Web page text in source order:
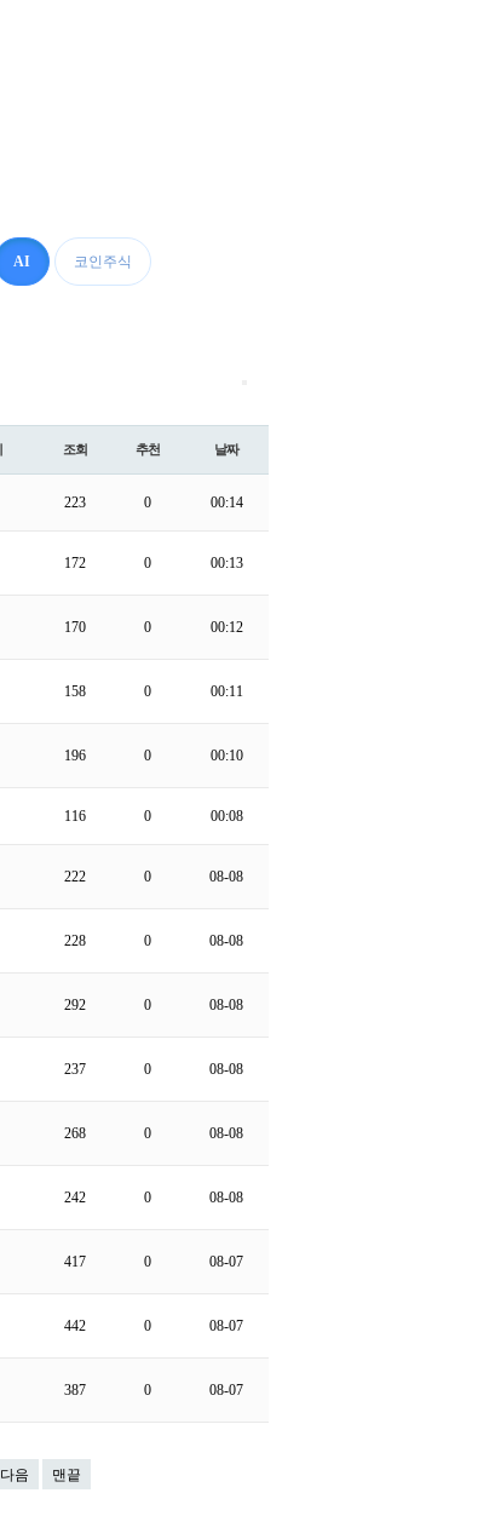
AI 코인주식
조회 추천 날짜
223 0 00:14
172 0 00:13
170 0 00:12
158 0 00:11
196 0 00:10
116 0 00:08
222 0 08-08
228 0 08-08
292 0 08-08
237 0 08-08
268 0 08-08
242 0 08-08
417 0 08-07
442 0 08-07
387 0 08-07
다음 맨끝